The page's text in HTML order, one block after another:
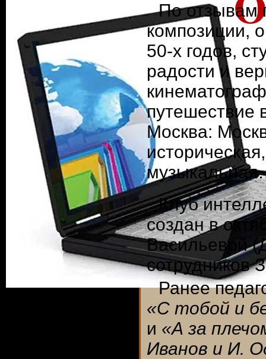
По отзывам
композиции,
50-х годов,
радости и
путешествие
Москва:
Клуб
создан в
Васильевой
сотрудников
Ранее
«С тобой и
и «А за
Иванов и И.